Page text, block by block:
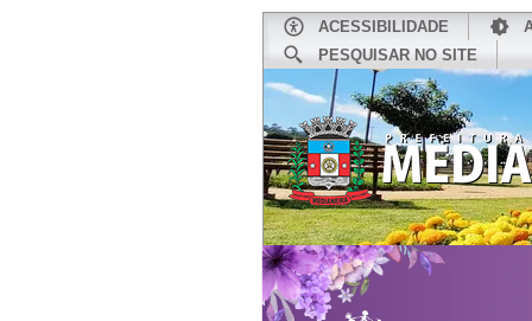
ACESSIBILIDADE
PESQUISAR NO SITE